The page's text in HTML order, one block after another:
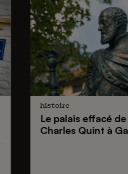
histoire
Le palais effacé de
Charles Quintà